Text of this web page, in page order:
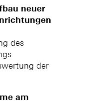
neuer
des
der
am